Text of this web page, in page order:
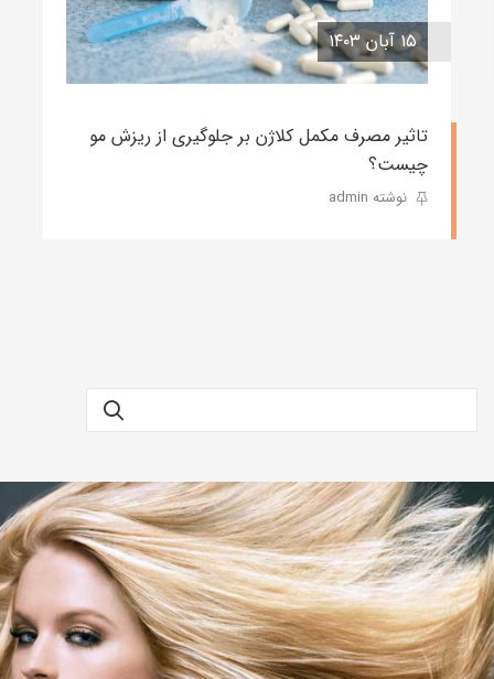
۱۵ آبان ۱۴۰۳
تاثیر مصرف مکمل کلاژن بر جلوگیری از ریزش مو
چیست؟
نوشته admin